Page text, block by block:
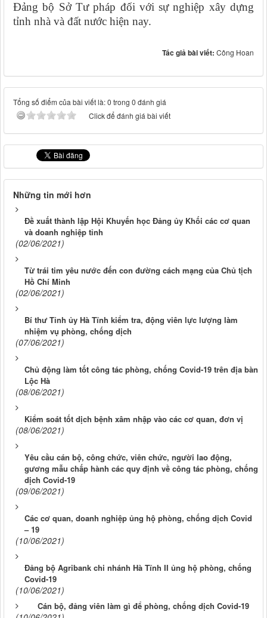
Đảng bộ Sở Tư pháp đối với sự nghiệp xây dựng
tỉnh nhà và đất nước hiện nay.
Tác giả bài viết: Công Hoan
Tổng số điểm của bài viết là: 0 trong 0 đánh giá
Click để đánh giá bài viết
Những tin mới hơn
Đề xuất thành lập Hội Khuyến học Đảng ủy Khối các cơ quan
và doanh nghiệp tỉnh
(02/06/2021)
Từ trái tim yêu nước đến con đường cách mạng của Chủ tịch
Hồ Chí Minh
(02/06/2021)
Bí thư Tỉnh ủy Hà Tĩnh kiểm tra, động viên lực lượng làm
nhiệm vụ phòng, chống dịch
(07/06/2021)
Chủ động làm tốt công tác phòng, chống Covid-19 trên địa bàn
Lộc Hà
(08/06/2021)
Kiểm soát tốt dịch bệnh xâm nhập vào các cơ quan, đơn vị
(08/06/2021)
Yêu cầu cán bộ, công chức, viên chức, người lao động,
gương mẫu chấp hành các quy định về công tác phòng, chống
dịch Covid-19
(09/06/2021)
Các cơ quan, doanh nghiệp ủng hộ phòng, chống dịch Covid
– 19
(10/06/2021)
Đảng bộ Agribank chi nhánh Hà Tĩnh II ủng hộ phòng, chống
Covid-19
(10/06/2021)
Cán bộ, đảng viên làm gì để phòng, chống dịch Covid-19